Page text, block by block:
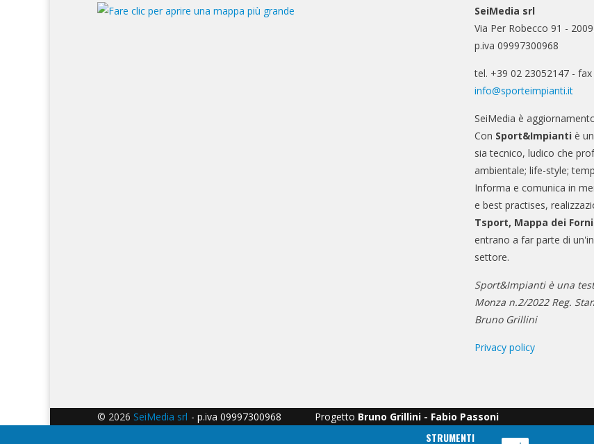
SeiMedia srl
Via Per Robecco 91 -
p.iva 09997300968
tel. +39 02 23052147 -
info@sporteimpianti.it
SeiMedia è
Con Sport&Impianti è
sia tecnico, ludico che
ambientale; life-style;
Informa e comunica in
e best practises,
Tsport, Mappa dei
entrano a far parte di
settore.
Sport&Impianti è una
Monza n.2/2022 Reg.
Bruno Grillini
Privacy policy
© 2026 SeiMedia srl - p.iva 09997300968 Progetto Bruno Grillini - Fabio Passoni
STRUMENTI